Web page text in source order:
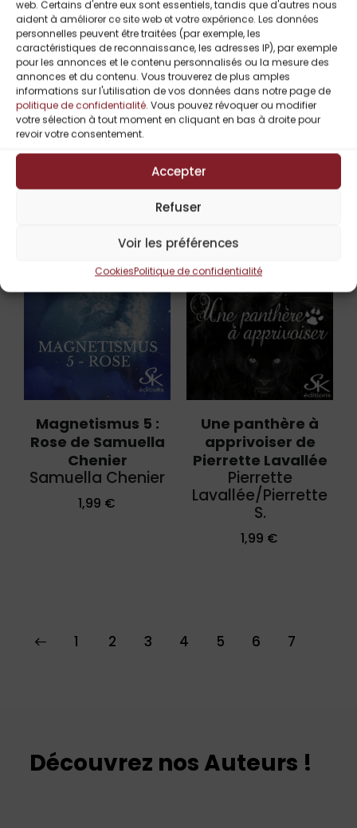
web. Certains d'entre eux sont essentiels, tandis que d'autres nous
aident à améliorer ce site web et votre expérience. Les données
personnelles peuvent être traitées (par exemple, les
caractéristiques de reconnaissance, les adresses IP), par exemple
pour les annonces et le contenu personnalisés ou la mesure des
annonces et du contenu. Vous trouverez de plus amples
informations sur l'utilisation de vos données dans notre page de
politique de confidentialité. Vous pouvez révoquer ou modifier
votre sélection à tout moment en cliquant en bas à droite pour
revoir votre consentement.
Accepter
Refuser
Voir les préférences
CookiesPolitique de confidentialité
Magnetismus 3 :
Daya de
Samuella Chenier
Samuella Chenier
1,99€
Magnetismus 4 :
Méo de Samuella
Chenier
Samuella Chenier
1,99 €
Magnetismus 5 :
Rose de Samuella
Chenier
Samuella Chenier
1,99 €
Une panthère à
apprivoiser de
Pierrette Lavallée
Pierrette
Lavallée/Pierrette
S.
1,99 €
1 2 3 4 5 6 7
Découvrez nos Auteurs !